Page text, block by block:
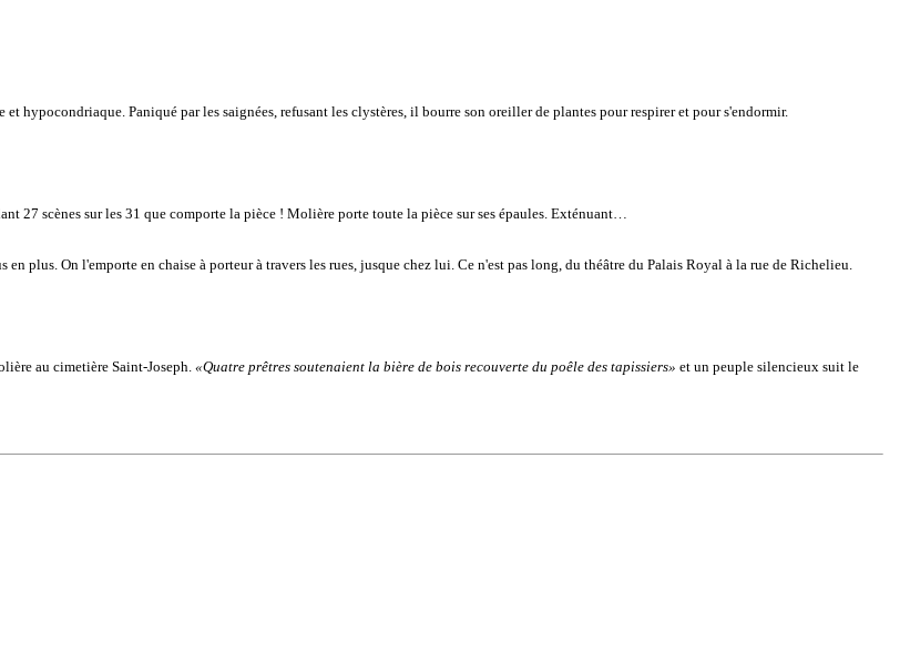
et hypocondriaque. Paniqué par les saignées, refusant les clystères, il bourre son oreiller de plantes pour respirer et pour s'endormir.
27 scènes sur les 31 que comporte la pièce ! Molière porte toute la pièce sur ses épaules. Exténuant…
plus. On l'emporte en chaise à porteur à travers les rues, jusque chez lui. Ce n'est pas long, du théâtre du Palais Royal à la rue de Richelieu.
au cimetière Saint-Joseph. «Quatre prêtres soutenaient la bière de bois recouverte du poêle des tapissiers» et un peuple silencieux suit le